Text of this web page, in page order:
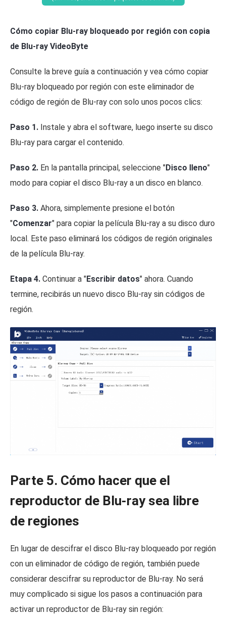
Cómo copiar Blu-ray bloqueado por región con copia
de Blu-ray VideoByte
Consulte la breve guía a continuación y vea cómo copiar
Blu-ray bloqueado por región con este eliminador de
código de región de Blu-ray con solo unos pocos clics:
Paso 1. Instale y abra el software, luego inserte su disco
Blu-ray para cargar el contenido.
Paso 2. En la pantalla principal, seleccione "Disco lleno"
modo para copiar el disco Blu-ray a un disco en blanco.
Paso 3. Ahora, simplemente presione el botón
"Comenzar" para copiar la película Blu-ray a su disco duro
local. Este paso eliminará los códigos de región originales
de la película Blu-ray.
Etapa 4. Continuar a "Escribir datos" ahora. Cuando
termine, recibirás un nuevo disco Blu-ray sin códigos de
región.
Parte 5. Cómo hacer que el
reproductor de Blu-ray sea libre
de regiones
En lugar de descifrar el disco Blu-ray bloqueado por región
con un eliminador de código de región, también puede
considerar descifrar su reproductor de Blu-ray. No será
muy complicado si sigue los pasos a continuación para
activar un reproductor de Blu-ray sin región: